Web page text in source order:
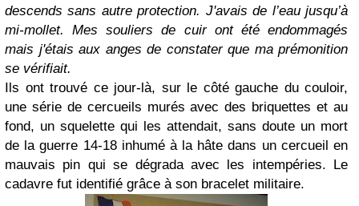
descends sans autre protection. J'avais de l’eau jusqu’à
mi-mollet. Mes souliers de cuir ont été endommagés
mais j'étais aux anges de constater que ma prémonition
se vérifiait.
Ils ont trouvé ce jour-là, sur le côté gauche du couloir,
une série de cercueils murés avec des briquettes et au
fond, un squelette qui les attendait, sans doute un mort
de la guerre 14-18 inhumé à la hâte dans un cercueil en
mauvais pin qui se dégrada avec les intempéries. Le
cadavre fut identifié grâce à son bracelet militaire.